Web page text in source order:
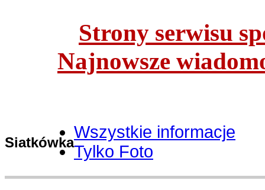
Strony serwisu
Najnowsze
Siatkówka
Wszystkie informacje
Tylko Foto